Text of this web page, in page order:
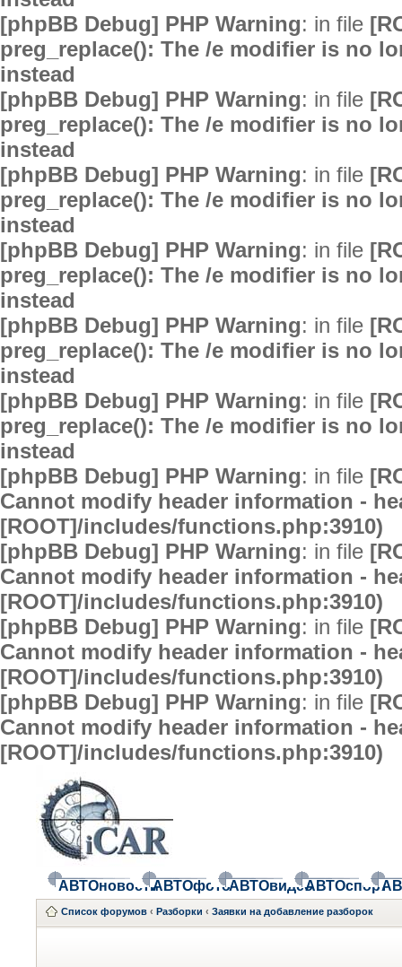
[phpBB Debug] PHP Warning: in file
preg_replace(): The /e modifier is no
instead
[phpBB Debug] PHP Warning: in file
preg_replace(): The /e modifier is no
instead
[phpBB Debug] PHP Warning: in file
preg_replace(): The /e modifier is no
instead
[phpBB Debug] PHP Warning: in file
preg_replace(): The /e modifier is no
instead
[phpBB Debug] PHP Warning: in file
preg_replace(): The /e modifier is no
instead
[phpBB Debug] PHP Warning: in file
preg_replace(): The /e modifier is no
instead
[phpBB Debug] PHP Warning: in file
Cannot modify header information -
[ROOT]/includes/functions.php:3910)
[phpBB Debug] PHP Warning: in file
Cannot modify header information -
[ROOT]/includes/functions.php:3910)
[phpBB Debug] PHP Warning: in file
Cannot modify header information -
[ROOT]/includes/functions.php:3910)
[phpBB Debug] PHP Warning: in file
Cannot modify header information -
[ROOT]/includes/functions.php:3910)
АВТОновостиАВТОфотоАВТОвидеоАВТОспорт
Список форумов ‹ Разборки ‹ Заявки на добавление разборок